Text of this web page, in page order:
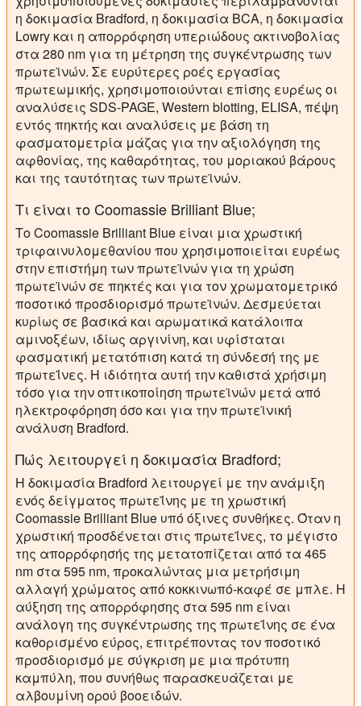
η δοκιμασία Bradford, η δοκιμασία BCA, η δοκιμασία
Lowry και η απορρόφηση υπεριώδους ακτινοβολίας
στα 280 nm για τη μέτρηση της συγκέντρωσης των
πρωτεϊνών. Σε ευρύτερες ροές εργασίας
πρωτεωμικής, χρησιμοποιούνται επίσης ευρέως οι
αναλύσεις SDS-PAGE, Western blotting, ELISA, πέψη
εντός πηκτής και αναλύσεις με βάση τη
φασματομετρία μάζας για την αξιολόγηση της
αφθονίας, της καθαρότητας, του μοριακού βάρους
και της ταυτότητας των πρωτεϊνών.
Τι είναι το Coomassie Brilliant Blue;
Το Coomassie Brilliant Blue είναι μια χρωστική
τριφαινυλομεθανίου που χρησιμοποιείται ευρέως
στην επιστήμη των πρωτεϊνών για τη χρώση
πρωτεϊνών σε πηκτές και για τον χρωματομετρικό
ποσοτικό προσδιορισμό πρωτεϊνών. Δεσμεύεται
κυρίως σε βασικά και αρωματικά κατάλοιπα
αμινοξέων, ιδίως αργινίνη, και υφίσταται
φασματική μετατόπιση κατά τη σύνδεσή της με
πρωτεΐνες. Η ιδιότητα αυτή την καθιστά χρήσιμη
τόσο για την οπτικοποίηση πρωτεϊνών μετά από
ηλεκτροφόρηση όσο και για την πρωτεϊνική
ανάλυση Bradford.
Πώς λειτουργεί η δοκιμασία Bradford;
Η δοκιμασία Bradford λειτουργεί με την ανάμιξη
ενός δείγματος πρωτεΐνης με τη χρωστική
Coomassie Brilliant Blue υπό όξινες συνθήκες. Όταν η
χρωστική προσδένεται στις πρωτεΐνες, το μέγιστο
της απορρόφησής της μετατοπίζεται από τα 465
nm στα 595 nm, προκαλώντας μια μετρήσιμη
αλλαγή χρώματος από κοκκινωπό-καφέ σε μπλε. Η
αύξηση της απορρόφησης στα 595 nm είναι
ανάλογη της συγκέντρωσης της πρωτεΐνης σε ένα
καθορισμένο εύρος, επιτρέποντας τον ποσοτικό
προσδιορισμό με σύγκριση με μια πρότυπη
καμπύλη, που συνήθως παρασκευάζεται με
αλβουμίνη ορού βοοειδών.